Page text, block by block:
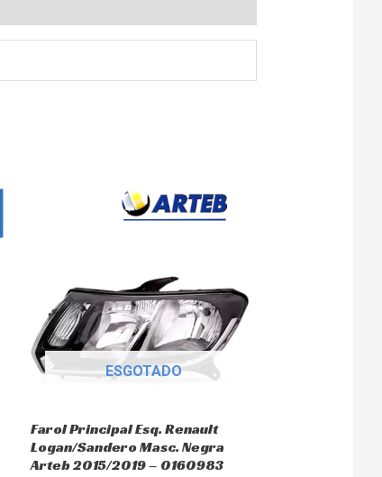
ESGOTADO
Farol Principal Esq. Renault
Logan/Sandero Masc. Negra
Arteb 2015/2019 – 0160983